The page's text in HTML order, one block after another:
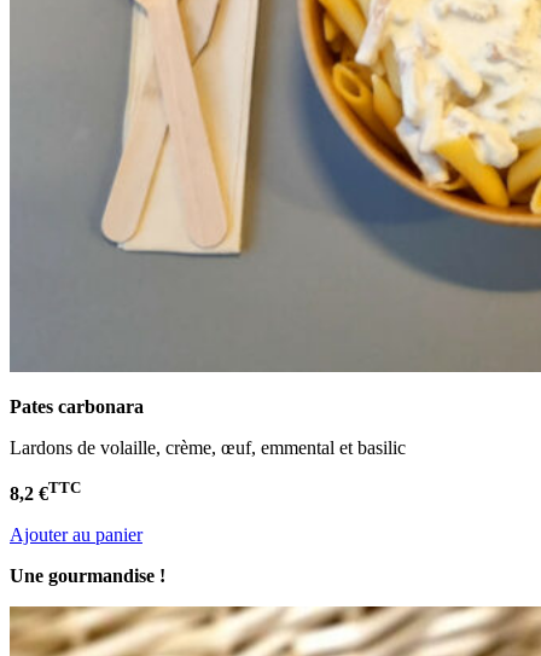
Pates carbonara
Lardons de volaille, crème, œuf, emmental et basilic
8,2 €TTC
Ajouter au panier
Une gourmandise !